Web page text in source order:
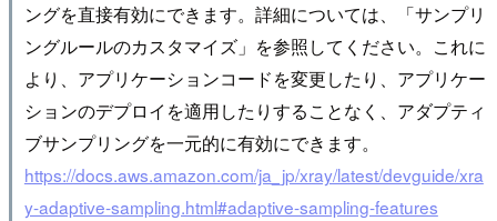
ングを直接有効にできます。詳細については、「サンプリ
ングルールのカスタマイズ」を参照してください。これに
より、アプリケーションコードを変更したり、アプリケー
ションのデプロイを適用したりすることなく、アダプティ
ブサンプリングを一元的に有効にできます。
https://docs.aws.amazon.com/ja_jp/xray/latest/devguide/xra
y-adaptive-sampling.html#adaptive-sampling-features